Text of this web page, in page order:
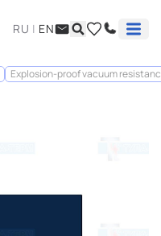
RU | EN
Explosion-proof vacuum